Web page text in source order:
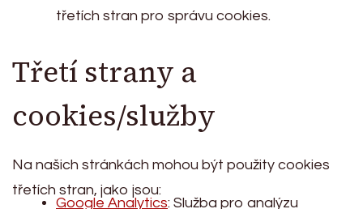
třetích stran pro správu cookies.
Třetí strany a
cookies/služby
Na našich stránkách mohou být použity cookies
třetích stran, jako jsou:
Google Analytics: Služba pro analýzu